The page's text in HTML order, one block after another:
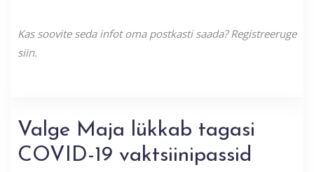
Kas soovite seda infot oma postkasti saada? Registreeruge
siin.
Valge Maja lükkab tagasi
COVID-19 vaktsiinipassid